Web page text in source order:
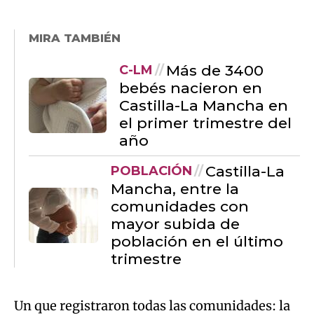
MIRA TAMBIÉN
C-LM
Más de 3400
bebés nacieron en
Castilla-La Mancha en
el primer trimestre del
año
POBLACIÓN
Castilla-La
Mancha, entre la
comunidades con
mayor subida de
población en el último
trimestre
Un que registraron todas las comunidades: la